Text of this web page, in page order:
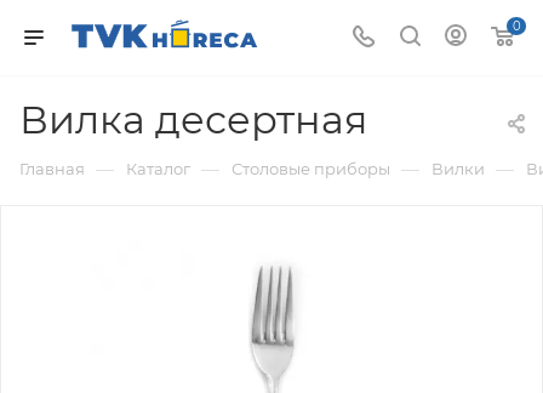
0
Вилка десертная
Главная — Каталог — Столовые приборы — Вилки —